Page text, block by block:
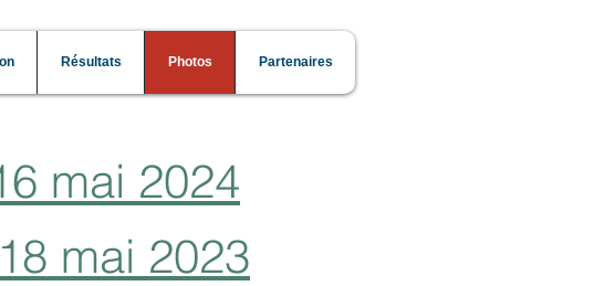
Résultats Photos Partenaires
mai 2024
mai 2023